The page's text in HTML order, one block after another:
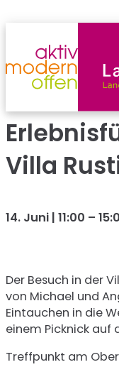
springen
Villa
14. Juni | 11:00 –
Der Besuch in der
von Michael und
Eintauchen in die
einem Picknick auf
Treffpunkt am